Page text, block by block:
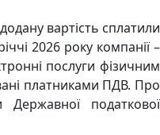
вартість сплатили
2026 року компанії –
послуги фізичним
платниками ПДВ. Про
податкової